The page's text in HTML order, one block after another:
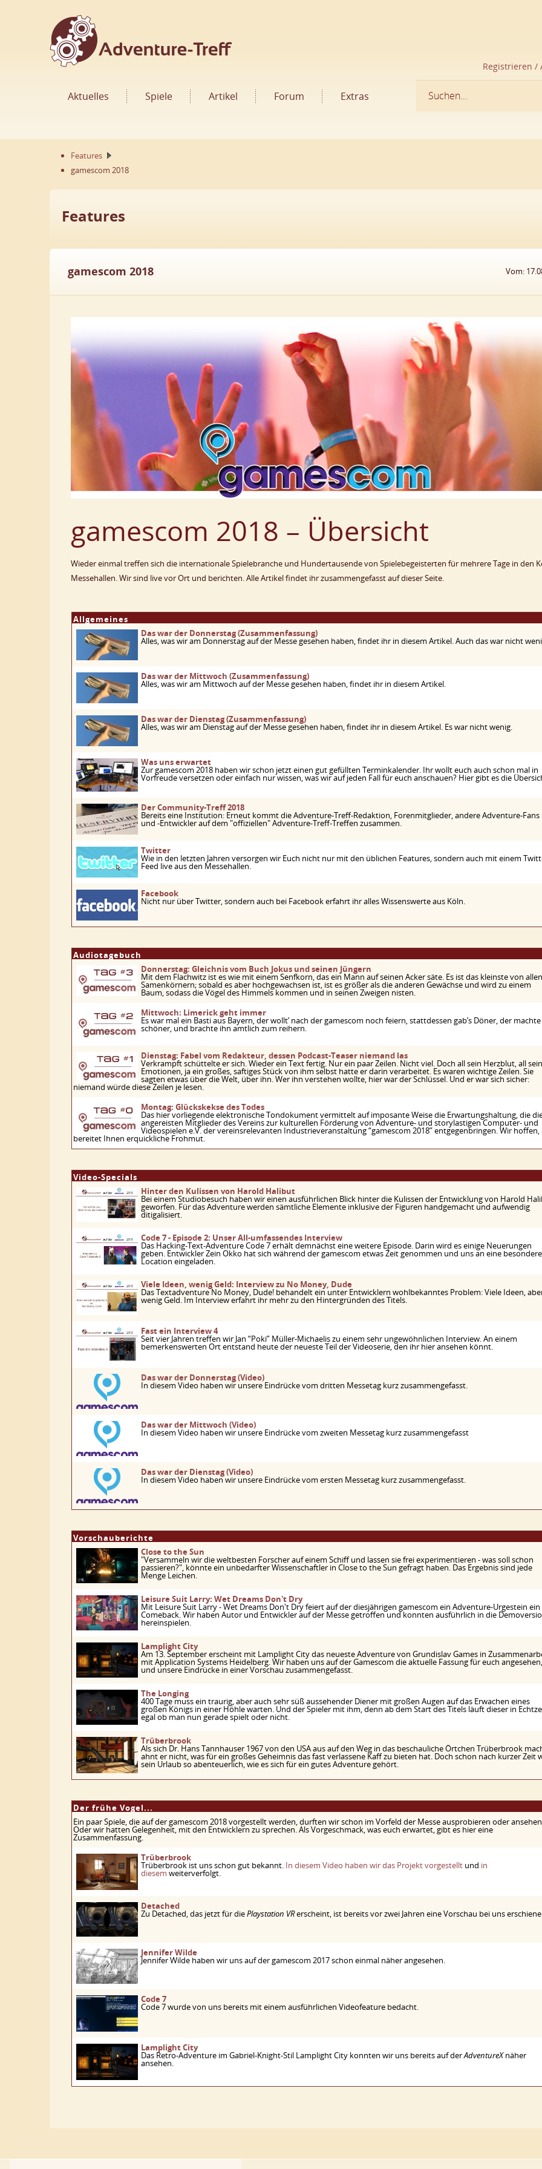
Registrieren /
Aktuelles Spiele Artikel Forum Extras
Features
gamescom 2018
Features
gamescom 2018 Vom:
gamescom 2018 – Übersicht
Wieder einmal treffen sich die internationale Spielebranche und Hundertausende von Spielebegeisterten für mehrere Tage in den
Messehallen. Wir sind live vor Ort und berichten. Alle Artikel findet ihr zusammengefasst auf dieser Seite.
Allgemeines
Das war der Donnerstag (Zusammenfassung)
Alles, was wir am Donnerstag auf der Messe gesehen haben, findet ihr in diesem Artikel. Auch das war nicht
Das war der Mittwoch (Zusammenfassung)
Alles, was wir am Mittwoch auf der Messe gesehen haben, findet ihr in diesem Artikel.
Das war der Dienstag (Zusammenfassung)
Alles, was wir am Dienstag auf der Messe gesehen haben, findet ihr in diesem Artikel. Es war nicht wenig.
Was uns erwartet
Zur gamescom 2018 haben wir schon jetzt einen gut gefüllten Terminkalender. Ihr wollt euch auch schon mal in
Vorfreude versetzen oder einfach nur wissen, was wir auf jeden Fall für euch anschauen? Hier gibt es die
Der Community-Treff 2018
Bereits eine Institution: Erneut kommt die Adventure-Treff-Redaktion, Forenmitglieder, andere Adventure-Fans
und -Entwickler auf dem "offiziellen" Adventure-Treff-Treffen zusammen.
Twitter
Wie in den letzten Jahren versorgen wir Euch nicht nur mit den üblichen Features, sondern auch mit einem
Feed live aus den Messehallen.
Facebook
Nicht nur über Twitter, sondern auch bei Facebook erfahrt ihr alles Wissenswerte aus Köln.
Audiotagebuch
Donnerstag: Gleichnis vom Buch Jokus und seinen Jüngern
Mit dem Flachwitz ist es wie mit einem Senfkorn, das ein Mann auf seinen Acker säte. Es ist das kleinste von allen
Samenkörnern; sobald es aber hochgewachsen ist, ist es größer als die anderen Gewächse und wird zu einem
Baum, sodass die Vögel des Himmels kommen und in seinen Zweigen nisten.
Mittwoch: Limerick geht immer
Es war mal ein Basti aus Bayern, der wollt’ nach der gamescom noch feiern, stattdessen gab’s Döner, der
schöner, und brachte ihn amtlich zum reihern.
Dienstag: Fabel vom Redakteur, dessen Podcast-Teaser niemand las
Verkrampft schüttelte er sich. Wieder ein Text fertig. Nur ein paar Zeilen. Nicht viel. Doch all sein Herzblut, all
Emotionen, ja ein großes, saftiges Stück von ihm selbst hatte er darin verarbeitet. Es waren wichtige Zeilen. Sie
sagten etwas über die Welt, über ihn. Wer ihn verstehen wollte, hier war der Schlüssel. Und er war sich sicher:
niemand würde diese Zeilen je lesen.
Montag: Glückskekse des Todes
Das hier vorliegende elektronische Tondokument vermittelt auf imposante Weise die Erwartungshaltung, die
angereisten Mitglieder des Vereins zur kulturellen Förderung von Adventure- und storylastigen Computer- und
Videospielen e.V. der vereinsrelevanten Industrieveranstaltung “gamescom 2018” entgegenbringen. Wir hoffen,
bereitet Ihnen erquickliche Frohmut.
Video-Specials
Hinter den Kulissen von Harold Halibut
Bei einem Studiobesuch haben wir einen ausführlichen Blick hinter die Kulissen der Entwicklung von Harold
geworfen. Für das Adventure werden sämtliche Elemente inklusive der Figuren handgemacht und aufwendig
ditigalisiert.
Code 7 - Episode 2: Unser All-umfassendes Interview
Das Hacking-Text-Adventure Code 7 erhält demnächst eine weitere Episode. Darin wird es einige Neuerungen
geben. Entwickler Zein Okko hat sich während der gamescom etwas Zeit genommen und uns an eine besondere
Location eingeladen.
Viele Ideen, wenig Geld: Interview zu No Money, Dude
Das Textadventure No Money, Dude! behandelt ein unter Entwicklern wohlbekanntes Problem: Viele Ideen,
wenig Geld. Im Interview erfahrt ihr mehr zu den Hintergründen des Titels.
Fast ein Interview 4
Seit vier Jahren treffen wir Jan “Poki” Müller-Michaelis zu einem sehr ungewöhnlichen Interview. An einem
bemerkenswerten Ort entstand heute der neueste Teil der Videoserie, den ihr hier ansehen könnt.
Das war der Donnerstag (Video)
In diesem Video haben wir unsere Eindrücke vom dritten Messetag kurz zusammengefasst.
Das war der Mittwoch (Video)
In diesem Video haben wir unsere Eindrücke vom zweiten Messetag kurz zusammengefasst
Das war der Dienstag (Video)
In diesem Video haben wir unsere Eindrücke vom ersten Messetag kurz zusammengefasst.
Vorschauberichte
Close to the Sun
"Versammeln wir die weltbesten Forscher auf einem Schiff und lassen sie frei experimentieren - was soll schon
passieren?", könnte ein unbedarfter Wissenschaftler in Close to the Sun gefragt haben. Das Ergebnis sind jede
Menge Leichen.
Leisure Suit Larry: Wet Dreams Don't Dry
Mit Leisure Suit Larry - Wet Dreams Don't Dry feiert auf der diesjährigen gamescom ein Adventure-Urgestein ein
Comeback. Wir haben Autor und Entwickler auf der Messe getroffen und konnten ausführlich in die
hereinspielen.
Lamplight City
Am 13. September erscheint mit Lamplight City das neueste Adventure von Grundislav Games in
mit Application Systems Heidelberg. Wir haben uns auf der Gamescom die aktuelle Fassung für euch angesehen,
und unsere Eindrücke in einer Vorschau zusammengefasst.
The Longing
400 Tage muss ein traurig, aber auch sehr süß aussehender Diener mit großen Augen auf das Erwachen eines
großen Königs in einer Höhle warten. Und der Spieler mit ihm, denn ab dem Start des Titels läuft dieser in
egal ob man nun gerade spielt oder nicht.
Trüberbrook
Als sich Dr. Hans Tannhauser 1967 von den USA aus auf den Weg in das beschauliche Örtchen Trüberbrook
ahnt er nicht, was für ein großes Geheimnis das fast verlassene Kaff zu bieten hat. Doch schon nach kurzer Zeit
sein Urlaub so abenteuerlich, wie es sich für ein gutes Adventure gehört.
Der frühe Vogel...
Ein paar Spiele, die auf der gamescom 2018 vorgestellt werden, durften wir schon im Vorfeld der Messe ausprobieren oder
Oder wir hatten Gelegenheit, mit den Entwicklern zu sprechen. Als Vorgeschmack, was euch erwartet, gibt es hier eine
Zusammenfassung.
Trüberbrook
Trüberbrook ist uns schon gut bekannt. In diesem Video haben wir das Projekt vorgestellt und in
diesem weiterverfolgt.
Detached
Zu Detached, das jetzt für diePlaystation VRerscheint, ist bereits vor zwei Jahren eine Vorschau bei uns
Jennifer Wilde
Jennifer Wilde haben wir uns auf der gamescom 2017 schon einmal näher angesehen.
Code 7
Code 7 wurde von uns bereits mit einem ausführlichen Videofeature bedacht.
Lamplight City
Das Retro-Adventure im Gabriel-Knight-Stil Lamplight City konnten wir uns bereits auf derAdventureXnäher
ansehen.